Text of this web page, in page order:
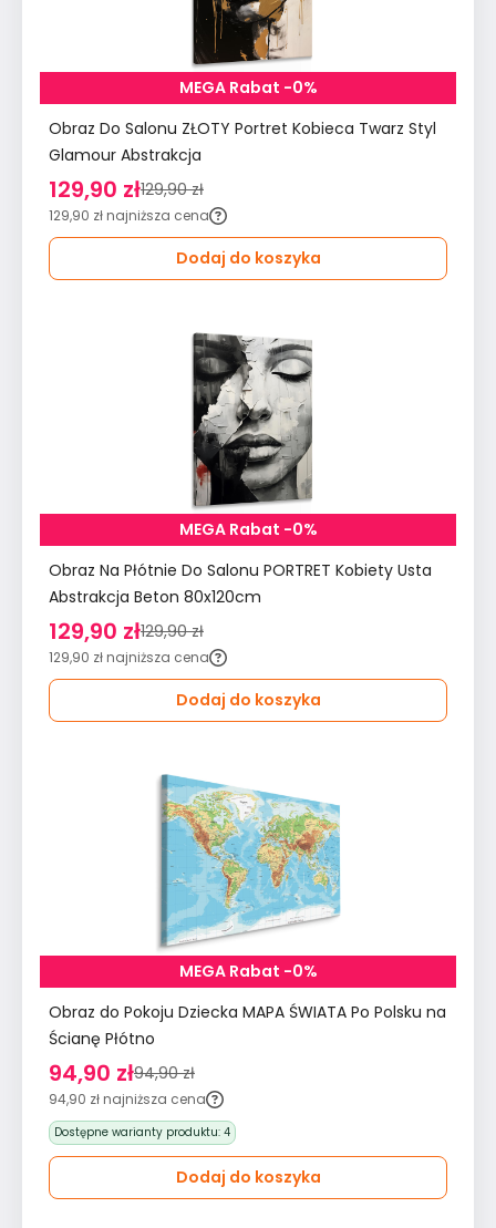
MEGA Rabat -0%
Obraz Do Salonu ZŁOTY Portret Kobieca Twarz Styl
Glamour Abstrakcja
129,90 zł129,90 zł
129,90 zł najniższa cena
Dodaj do koszyka
MEGA Rabat -0%
Obraz Na Płótnie Do Salonu PORTRET Kobiety Usta
Abstrakcja Beton 80x120cm
129,90 zł129,90 zł
129,90 zł najniższa cena
Dodaj do koszyka
MEGA Rabat -0%
Obraz do Pokoju Dziecka MAPA ŚWIATA Po Polsku na
Ścianę Płótno
94,90 zł94,90 zł
94,90 zł najniższa cena
Dostępne warianty produktu: 4
Dodaj do koszyka